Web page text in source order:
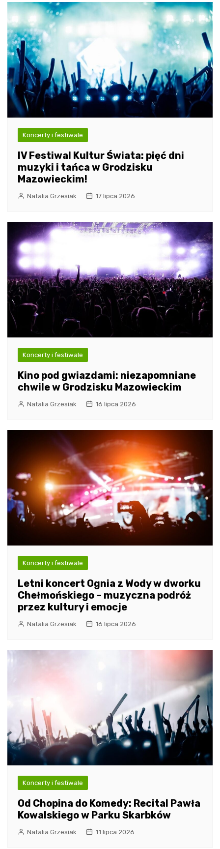
Koncerty i festiwale
IV Festiwal Kultur Świata: pięć dni
muzyki i tańca w Grodzisku
Mazowieckim!
Natalia Grzesiak 17 lipca 2026
Koncerty i festiwale
Kino pod gwiazdami: niezapomniane
chwile w Grodzisku Mazowieckim
Natalia Grzesiak 16 lipca 2026
Koncerty i festiwale
Letni koncert Ognia z Wody w dworku
Chełmońskiego – muzyczna podróż
przez kultury i emocje
Natalia Grzesiak 16 lipca 2026
Koncerty i festiwale
Od Chopina do Komedy: Recital Pawła
Kowalskiego w Parku Skarbków
Natalia Grzesiak 11 lipca 2026